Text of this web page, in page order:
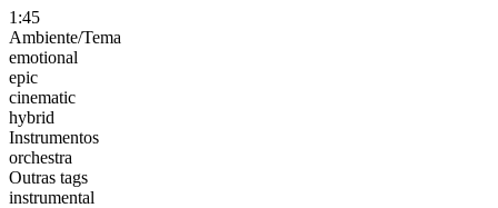
1:45
Ambiente/Tema
emotional
epic
cinematic
hybrid
Instrumentos
orchestra
Outras tags
instrumental